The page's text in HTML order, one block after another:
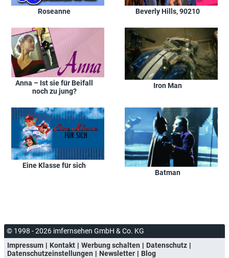
Roseanne Beverly Hills, 90210
Anna – Ist sie für Beifall
noch zu jung?
Iron Man
Eine Klasse für sich
Batman
© 1998 - 2026 imfernsehen GmbH & Co. KG
Impressum
Kontakt Werbung schalten
Datenschutz
Datenschutzeinstellungen
Newsletter
Blog